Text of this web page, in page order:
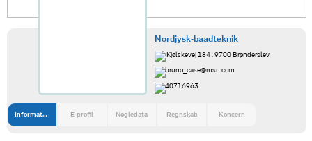
Nordjysk-baadteknik
Kjølskevej 184 , 9700 Brønderslev
bruno_case@msn.com
40716963
Information E-profil Nøgledata Regnskab Koncern